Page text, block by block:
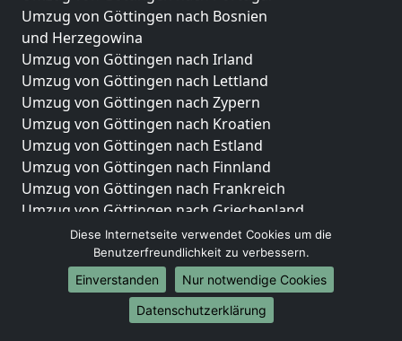
Umzug von Göttingen nach Bosnien
und Herzegowina
Umzug von Göttingen nach Irland
Umzug von Göttingen nach Lettland
Umzug von Göttingen nach Zypern
Umzug von Göttingen nach Kroatien
Umzug von Göttingen nach Estland
Umzug von Göttingen nach Finnland
Umzug von Göttingen nach Frankreich
Umzug von Göttingen nach Griechenland
Umzug von Göttingen nach Italien
Umzug von Göttingen nach Liechtenstein
Umzug von Göttingen nach Luxemburg
Umzug von Göttingen nach Niederlande
Umzug von Göttingen nach Norwegen
Diese Internetseite verwendet Cookies um die
Benutzerfreundlichkeit zu verbessern.
Einverstanden
Nur notwendige Cookies
Datenschutzerklärung